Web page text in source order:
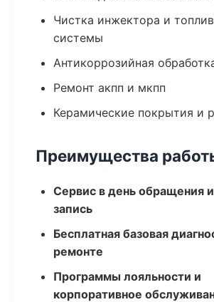
Чистка инжектора и
системы
Антикоррозийная
Ремонт акпп и мкпп
Керамические покрытия и
Преимущества
Сервис в день обращения
запись
Бесплатная базовая
ремонте
Программы лояльности и
корпоративное